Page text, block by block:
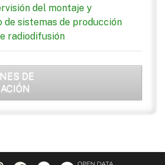
del montaje y
de sistemas de producción
radiodifusión
DE